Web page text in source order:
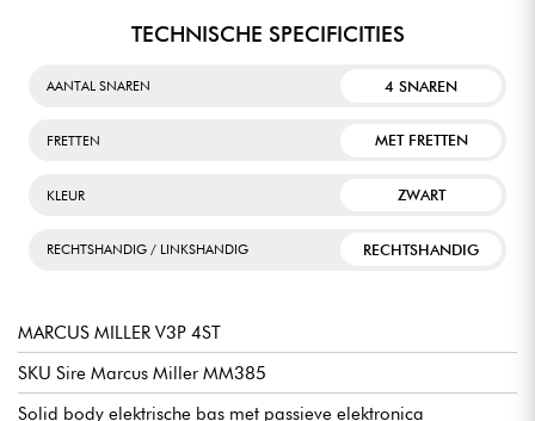
TECHNISCHE SPECIFICITIES
AANTAL SNAREN 4 SNAREN
FRETTEN MET FRETTEN
KLEUR ZWART
RECHTSHANDIG / LINKSHANDIG RECHTSHANDIG
MARCUS MILLER V3P 4ST
SKU Sire Marcus Miller MM385
Solid body elektrische bas met passieve elektronica